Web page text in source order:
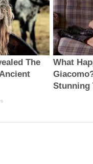
The
What
Stunning